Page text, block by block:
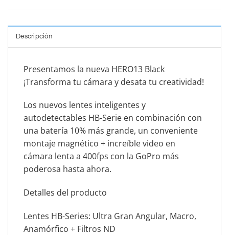
Descripción
Presentamos la nueva HERO13 Black
¡Transforma tu cámara y desata tu creatividad!
Los nuevos lentes inteligentes y
autodetectables HB-Serie en combinación con
una batería 10% más grande, un conveniente
montaje magnético + increíble video en
cámara lenta a 400fps con la GoPro más
poderosa hasta ahora.
Detalles del producto
Lentes HB-Series: Ultra Gran Angular, Macro,
Anamórfico + Filtros ND